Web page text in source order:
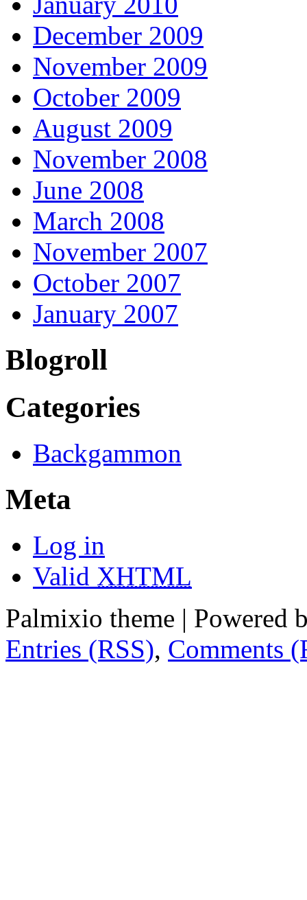
December 2009
November 2009
October 2009
August 2009
November 2008
June 2008
March 2008
November 2007
October 2007
January 2007
Blogroll
Categories
Backgammon
Meta
Log in
Valid XHTML
Palmixio theme | Powered
Entries (RSS), Comments